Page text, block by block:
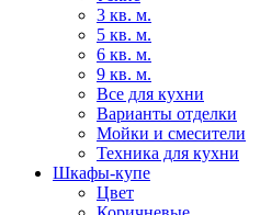
3 кв. м.
5 кв. м.
6 кв. м.
9 кв. м.
Все для кухни
Варианты отделки
Мойки и смесители
Техника для кухни
Шкафы-купе
Цвет